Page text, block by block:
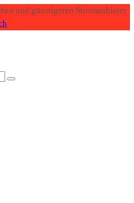
und günstigeren Stromanbieter